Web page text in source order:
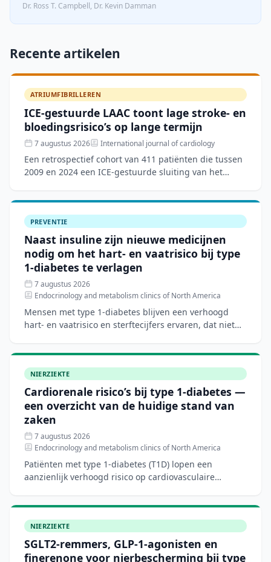
Dr. Ross T. Campbell, Dr. Kevin Damman
Recente artikelen
ATRIUMFIBRILLEREN
ICE-gestuurde LAAC toont lage stroke- en
bloedingsrisico’s op lange termijn
7 augustus 2026 International journal of cardiology
Een retrospectief cohort van 411 patiënten die tussen
2009 en 2024 een ICE-gestuurde sluiting van het
een techn
PREVENTIE
Naast insuline zijn nieuwe medicijnen
nodig om het hart- en vaatrisico bij type
1-diabetes te verlagen
7 augustus 2026
Endocrinology and metabolism clinics of North America
Mensen met type 1-diabetes blijven een verhoogd
hart- en vaatrisico en sterftecijfers ervaren, dat niet
NIERZIEKTE
Cardiorenale risico’s bij type 1-diabetes —
een overzicht van de huidige stand van
zaken
7 augustus 2026
Endocrinology and metabolism clinics of North America
Patiënten met type 1-diabetes (T1D) lopen een
aanzienlijk verhoogd risico op cardiovasculaire
NIERZIEKTE
SGLT2-remmers, GLP-1-agonisten en
finerenone voor nierbescherming bij type